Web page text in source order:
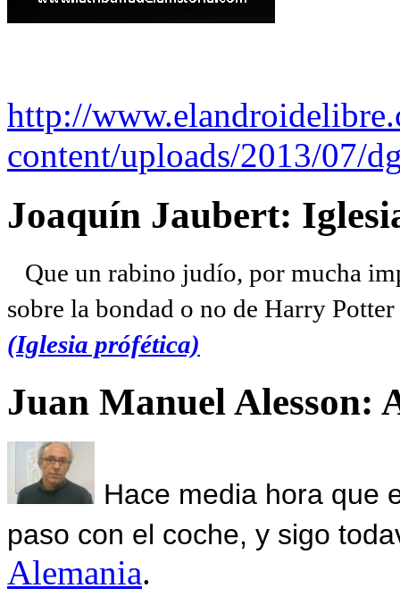
http://
content/uploads/2013/07/
Joaquín Jaubert:
Que un rabino judío, por mucha
sobre la bondad o no de Harry
(Iglesia prófética)
Juan Manuel Alesson:
Hace media hora que
paso con el coche, y sigo
Alemania.